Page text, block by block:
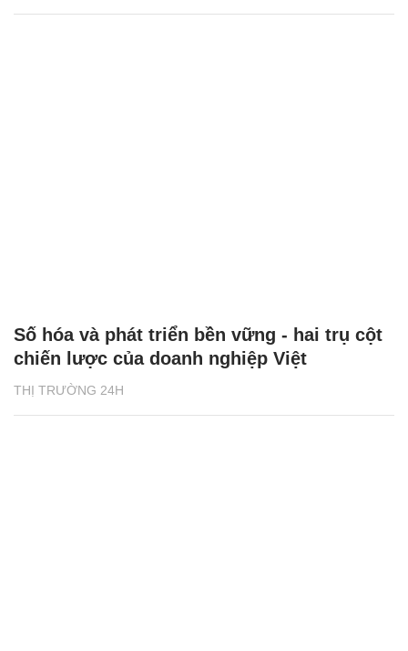
THỊ TRƯỜNG 24H
Số hóa và phát triển bền vững - hai trụ cột
chiến lược của doanh nghiệp Việt